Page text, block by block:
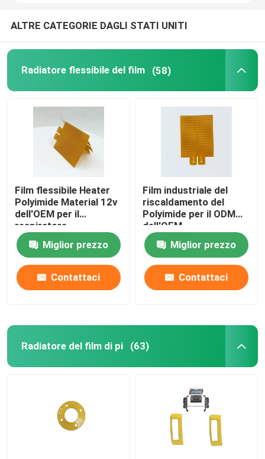
ALTRE CATEGORIE DAGLI STATI UNITI
Radiatore flessibile del film (58)
Film flessibile Heater
Polyimide Material 12v
dell'OEM per il
respiratore
Miglior prezzo
Contattaci
Film industriale del
riscaldamento del
Polyimide per il ODM
dell'OEM
automobilistico della
batteria al litio di
energia
Miglior prezzo
Contattaci
Radiatore del film di pi (63)